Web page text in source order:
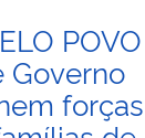
POVO
Governo
forças